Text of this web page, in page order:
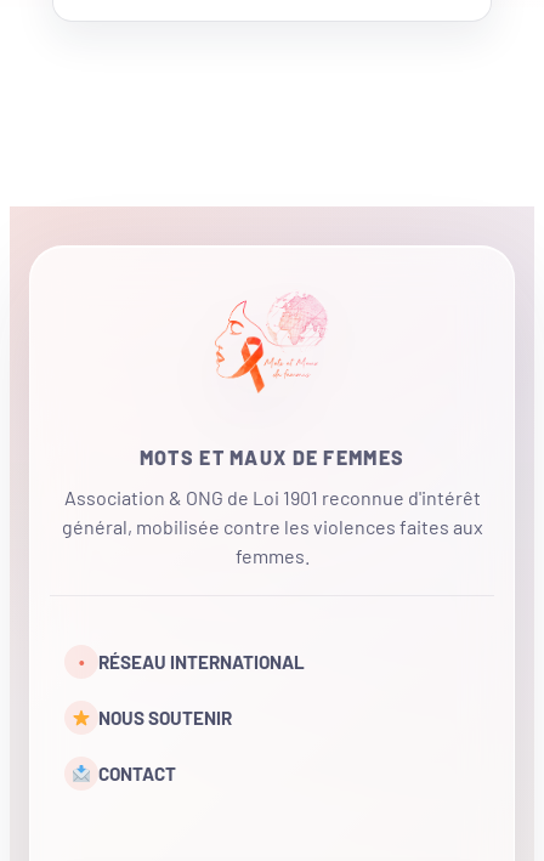
MOTS ET MAUX DE FEMMES
Association & ONG de Loi 1901 reconnue d'intérêt
général, mobilisée contre les violences faites aux
femmes.
• RÉSEAU INTERNATIONAL
NOUS SOUTENIR
CONTACT